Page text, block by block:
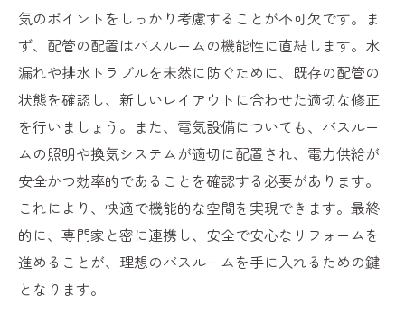
音と照明がリフォーム成功の鍵となる理由
リフォームで実現するプライベートスパの
作り方
リフォームで可能になるバスルームの温泉
効果
プロが教えるリラックス効果を高めるリフ
ォームアイディア
リフォームで叶える心身の癒し空間
リフォームで叶える機能的で美しいバスルーム
の作り方
美しさと使いやすさを兼ね備えたリフォー
気のポイントをしっかり考慮することが不可欠です。ま
ず、配管の配置はバスルームの機能性に直結します。水
漏れや排水トラブルを未然に防ぐために、既存の配管の
状態を確認し、新しいレイアウトに合わせた適切な修正
を行いましょう。また、電気設備についても、バスルー
ムの照明や換気システムが適切に配置され、電力供給が
安全かつ効率的であることを確認する必要があります。
これにより、快適で機能的な空間を実現できます。最終
的に、専門家と密に連携し、安全で安心なリフォームを
進めることが、理想のバスルームを手に入れるための鍵
となります。